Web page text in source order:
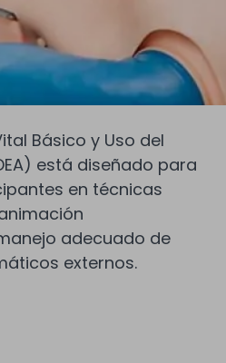
Básico y Uso del
está diseñado para
en técnicas
adecuado de
externos.